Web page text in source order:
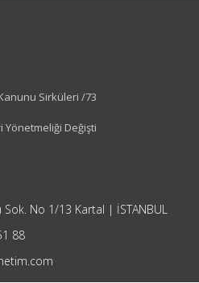
Sirküleri /73
Yönetmeliği Değişti
Sok. No 1/13 Kartal | İSTANBUL
88